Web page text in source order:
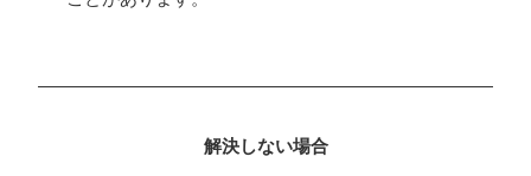
解決しない場合